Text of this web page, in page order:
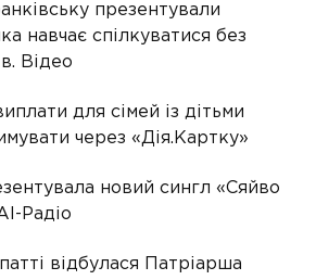
презентували
навчає спілкуватися без
Відео
для сімей із дітьми
через «Дія.Картку»
новий сингл «Сяйво
Радіо
відбулася Патріарша